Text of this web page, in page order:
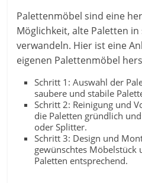
Palettenmöbel sind eine
Möglichkeit, alte Paletten
verwandeln. Hier ist eine
eigenen Palettenmöbel
Schritt 1: Auswahl der
saubere und stabile
Schritt 2: Reinigung und
die Paletten gründlich
oder Splitter.
Schritt 3: Design und
gewünschtes Möbelstück
Paletten entsprechend.